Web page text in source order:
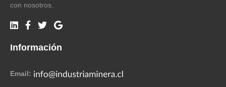
con nosotros.
Información
Email: